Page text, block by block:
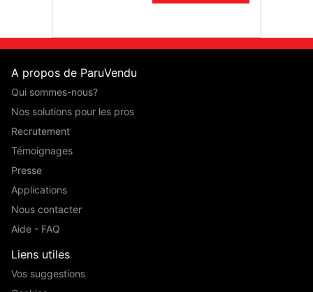
A propos de ParuVendu
Qui sommes-nous?
Nos solutions pour les pros
Recrutement
Témoignages
Presse
Applications
Nous contacter
Aide - FAQ
Liens utiles
Vos suggestions